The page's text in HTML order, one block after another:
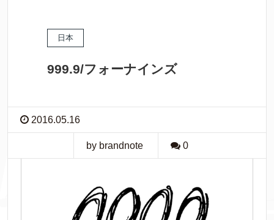
日本
999.9/フォーナインズ
2016.05.16
by brandnote 0